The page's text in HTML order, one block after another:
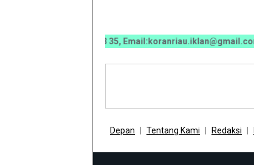
0070 / 0811 7673 35, Email:koranriau.iklan@gmail.com
Depan Tentang Kami Redaksi